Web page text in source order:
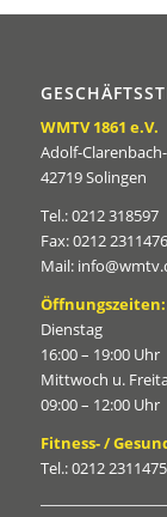
WMTV 1861 e.V.
Adolf-
42719 Solingen
Tel.: 0212 318597
Fax: 0212 2311476
Mail:
Öffnungszeiten:
Dienstag
16:00 – 19:00 Uhr
Mittwoch u.
09:00 – 12:00 Uhr
Fitness- /
Tel.: 0212 2311475